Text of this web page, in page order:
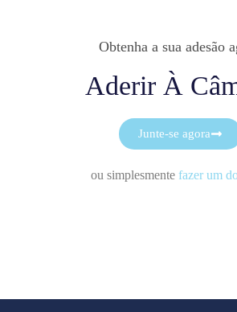
Obtenha a sua adesão
Aderir À
Junte-se agora
ou simplesmente fazer um